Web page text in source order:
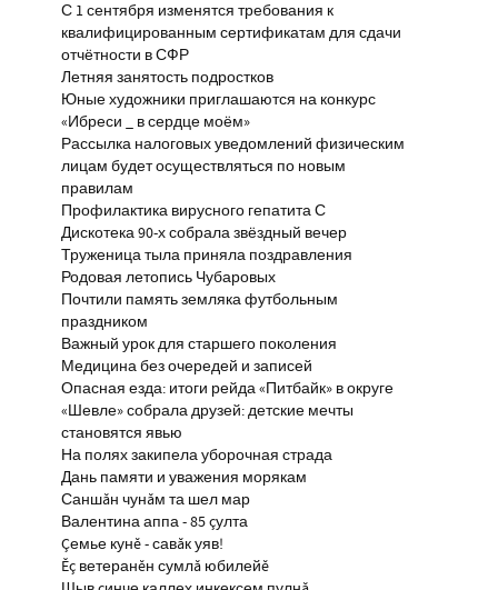
С 1 сентября изменятся требования к
квалифицированным сертификатам для сдачи
отчётности в СФР
Летняя занятость подростков
Юные художники приглашаются на конкурс
«Ибреси _ в сердце моём»
Рассылка налоговых уведомлений физическим
лицам будет осуществляться по новым
правилам
Профилактика вирусного гепатита С
Дискотека 90-х собрала звёздный вечер
Труженица тыла приняла поздравления
Родовая летопись Чубаровых
Почтили память земляка футбольным
праздником
Важный урок для старшего поколения
Медицина без очередей и записей
Опасная езда: итоги рейда «Питбайк» в округе
«Шевле» собрала друзей: детские мечты
становятся явью
На полях закипела уборочная страда
Дань памяти и уважения морякам
Саншăн чунăм та шел мар
Валентина аппа - 85 çулта
Çемье кунĕ - савăк уяв!
Ĕç ветеранĕн сумлă юбилейĕ